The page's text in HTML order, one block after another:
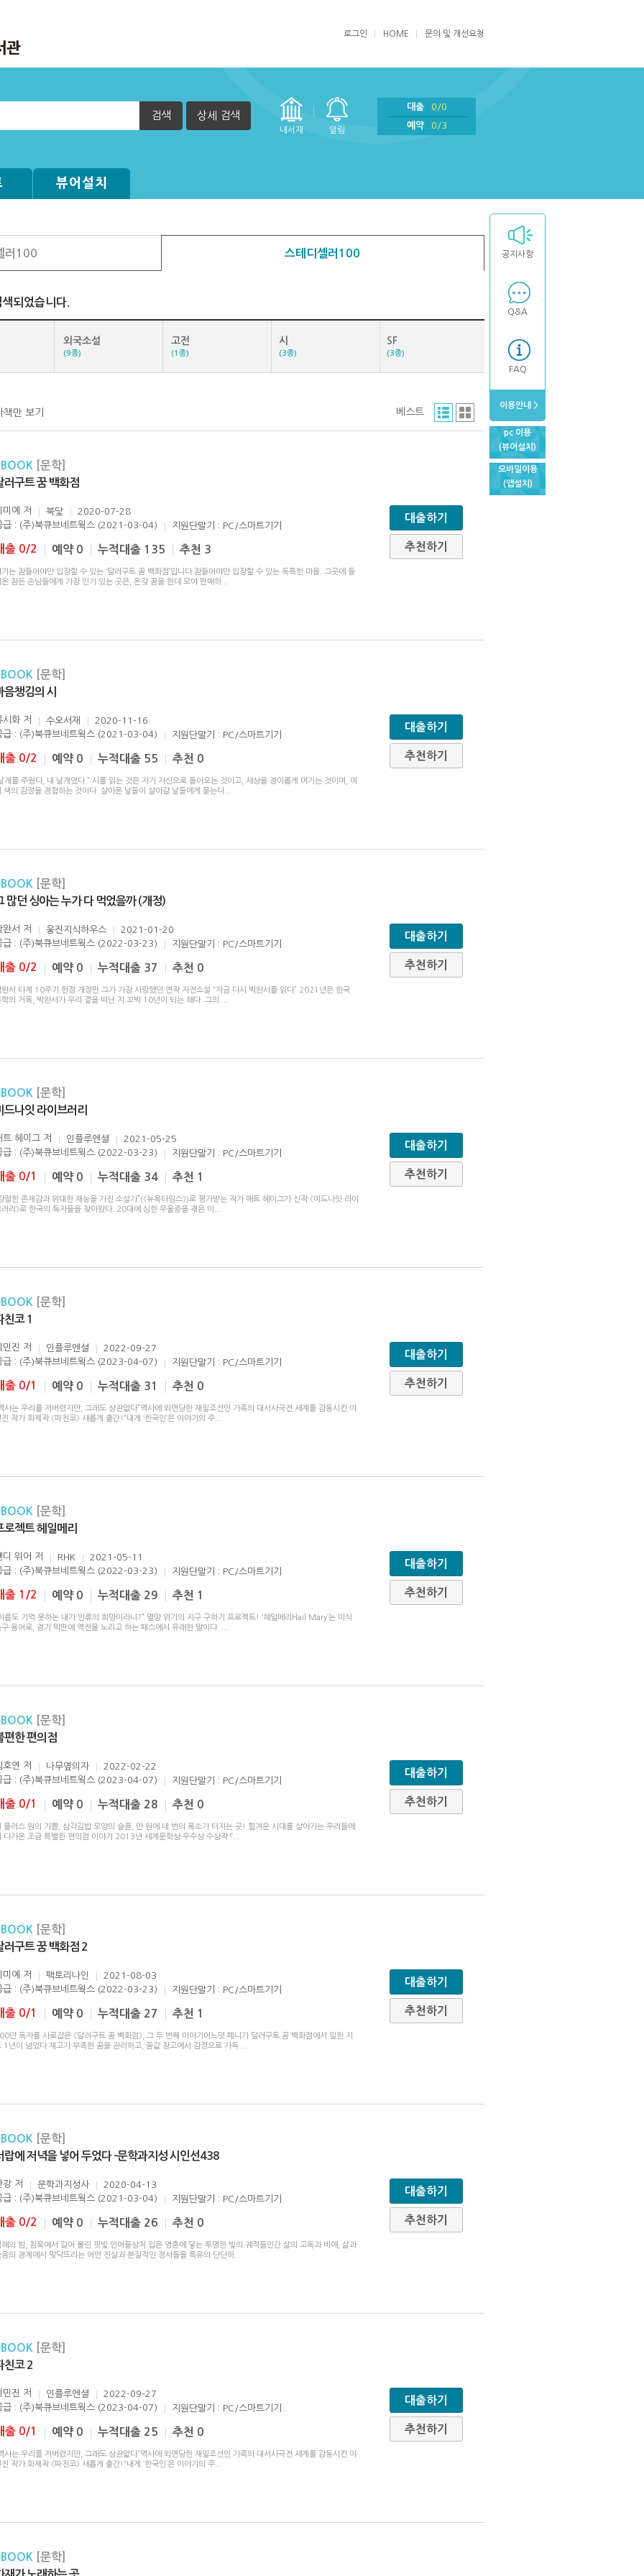
로그인 HOME 문의 및 개선요청
검색 상세 검색
내서재 알림
대출
0/0
예약
0/3
뷰어설치
공지사항
Q&A
FAQ
이용안내 >
pc 이용
(뷰어설치)
모바일이용
(앱설치)
러100 스테디셀러100
되었습니다.
외국소설
(9종)
고전
(1종)
시
(3종)
SF
(3종)
만 보기 베스트
[문학]
러구트 꿈 백화점
미예 저 북닻
2020-07-28
급 : (주)북큐브네트웍스 (2021-03-04)
지원단말기 : PC/스마트기기
출 0/2 예약 0 누적대출 135 추천 3
기는 잠들어야만 입장할 수 있는 ‘달러구트 꿈 백화점’입니다 잠들어야만 입장할 수 있는 독특한 마을. 그곳에 들
온 잠든 손님들에게 가장 인기 있는 곳은, 온갖 꿈을 한데 모아 판매하
대출하기
추천하기
[문학]
음챙김의 시
시화 저 수오서재
2020-11-16
급 : (주)북큐브네트웍스 (2021-03-04)
지원단말기 : PC/스마트기기
출 0/2 예약 0 누적대출 55 추천 0
개를 주웠다, 내 날개였다.” 시를 읽는 것은 자기 자신으로 돌아오는 것이고, 세상을 경이롭게 여기는 것이며, 여
색의 감정을 경험하는 것이다. 살아온 날들이 살아갈 날들에게 묻는다...
대출하기
추천하기
[문학]
많던 싱아는 누가 다 먹었을까 (개정)
완서 저 웅진지식하우스
2021-01-20
급 : (주)북큐브네트웍스 (2022-03-23)
지원단말기 : PC/스마트기기
출 0/2 예약 0 누적대출 37 추천 0
완서 타계 10주기 헌정 개정판 그가 가장 사랑했던 연작 자전소설 “지금 다시 박완서를 읽다” 2021년은 한국
학의 거목, 박완서가 우리 곁을 떠난 지 꼬박 10년이 되는 해다. 그의
대출하기
추천하기
[문학]
드나잇 라이브러리
트 헤이그 저 인플루엔셜
2021-05-25
급 : (주)북큐브네트웍스 (2022-03-23)
지원단말기 : PC/스마트기기
출 0/1 예약 0 누적대출 34 추천 1
렬한 존재감과 위대한 재능을 가진 소설가”(《뉴욕타임스》)로 평가받는 작가 매트 헤이그가 신작 《미드나잇 라이
러리》로 한국의 독자들을 찾아왔다. 20대에 심한 우울증을 겪은 이
대출하기
추천하기
[문학]
친코 1
민진 저 인플루엔셜
2022-09-27
급 : (주)북큐브네트웍스 (2023-04-07)
지원단말기 : PC/스마트기기
출 0/1 예약 0 누적대출 31 추천 0
사는 우리를 저버렸지만, 그래도 상관없다”역사에 외면당한 재일조선인 가족의 대서사극전 세계를 감동시킨 이
진 작가 화제작 《파친코》 새롭게 출간!“내게 ‘한국인’은 이야기의 주
대출하기
추천하기
[문학]
로젝트 헤일메리
디 위어 저 RHK
2021-05-11
급 : (주)북큐브네트웍스 (2022-03-23)
지원단말기 : PC/스마트기기
출 1/2 예약 0 누적대출 29 추천 1
름도 기억 못하는 내가 인류의 희망이라니?” 멸망 위기의 지구 구하기 프로젝트! ‘헤일메리Hail Mary’는 미식
구 용어로, 경기 막판에 역전을 노리고 하는 패스에서 유래한 말이다.
대출하기
추천하기
[문학]
편한 편의점
호연 저 나무옆의자
2022-02-22
급 : (주)북큐브네트웍스 (2023-04-07)
지원단말기 : PC/스마트기기
출 0/1 예약 0 누적대출 28 추천 0
플러스 원의 기쁨, 삼각김밥 모양의 슬픔, 만 원에 네 번의 폭소가 터지는 곳! 힘겨운 시대를 살아가는 우리들에
다가온 조금 특별한 편의점 이야기 2013년 세계문학상 우수상 수상작 『
대출하기
추천하기
[문학]
러구트 꿈 백화점 2
미예 저 팩토리나인
2021-08-03
급 : (주)북큐브네트웍스 (2022-03-23)
지원단말기 : PC/스마트기기
출 0/1 예약 0 누적대출 27 추천 1
만 독자를 사로잡은 《달러구트 꿈 백화점》, 그 두 번째 이야기어느덧 페니가 달러구트 꿈 백화점에서 일한 지
1년이 넘었다.재고가 부족한 꿈을 관리하고, 꿈값 창고에서 감정으로 가득
대출하기
추천하기
[문학]
랍에 저녁을 넣어 두었다 -문학과지성 시인선438
강 저 문학과지성사
2020-04-13
급 : (주)북큐브네트웍스 (2021-03-04)
지원단말기 : PC/스마트기기
출 0/2 예약 0 누적대출 26 추천 0
해의 밤, 침묵에서 길어 올린 핏빛 언어들상처 입은 영혼에 닿는 투명한 빛의 궤적들인간 삶의 고독과 비애, 삶과
음의 경계에서 맞닥뜨리는 어떤 진실과 본질적인 정서들을 특유의 단단하
대출하기
추천하기
[문학]
친코 2
민진 저 인플루엔셜
2022-09-27
급 : (주)북큐브네트웍스 (2023-04-07)
지원단말기 : PC/스마트기기
출 0/1 예약 0 누적대출 25 추천 0
사는 우리를 저버렸지만, 그래도 상관없다”역사에 외면당한 재일조선인 가족의 대서사극전 세계를 감동시킨 이
진 작가 화제작 《파친코》 새롭게 출간!“내게 ‘한국인’은 이야기의 주
대출하기
추천하기
[문학]